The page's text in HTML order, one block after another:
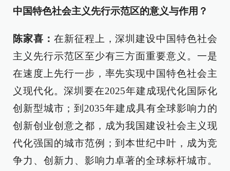
中国特色社会主义先行示范区的意义与作用？
陈家喜： 在新征程上，深圳建设中国特色社会
主义先行示范区至少有三方面重要意义。一是
在速度上先行一步，率先实现中国特色社会主
义现代化。深圳要在2025年建成现代化国际化
创新型城市；到2035年建成具有全球影响力的
创新创业创意之都，成为我国建设社会主义现
代化强国的城市范例；到本世纪中叶，成为竞
争力、创新力、影响力卓著的全球标杆城市。